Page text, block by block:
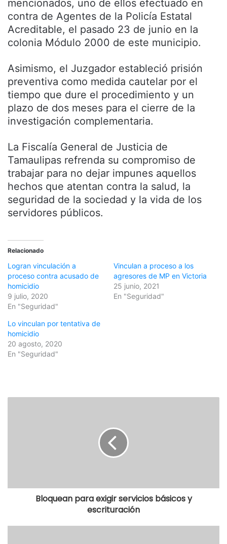
mencionados, uno de ellos efectuado en
contra de Agentes de la Policía Estatal
Acreditable, el pasado 23 de junio en la
colonia Módulo 2000 de este municipio.
Asimismo, el Juzgador estableció prisión
preventiva como medida cautelar por el
tiempo que dure el procedimiento y un
plazo de dos meses para el cierre de la
investigación complementaria.
La Fiscalía General de Justicia de
Tamaulipas refrenda su compromiso de
trabajar para no dejar impunes aquellos
hechos que atentan contra la salud, la
seguridad de la sociedad y la vida de los
servidores públicos.
Relacionado
Logran vinculación a
proceso contra acusado de
homicidio
9 julio, 2020
En "Seguridad"
Vinculan a proceso a los
agresores de MP en Victoria
25 junio, 2021
En "Seguridad"
Lo vinculan por tentativa de
homicidio
20 agosto, 2020
En "Seguridad"
Bloquean para exigir servicios básicos y
escrituración